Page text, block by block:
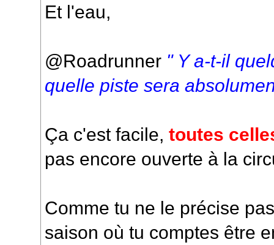
Et l'eau,
@Roadrunner " Y a-t-il
quelle piste sera
Ça c'est facile,toutes
pas encore ouverte à la
Comme tu ne le précise
saison où tu comptes être